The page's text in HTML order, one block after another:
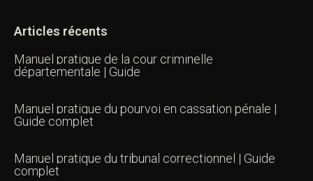
Articles récents
Manuel pratique de la cour criminelle
départementale | Guide
Manuel pratique du pourvoi en cassation pénale |
Guide complet
Manuel pratique du tribunal correctionnel | Guide
complet